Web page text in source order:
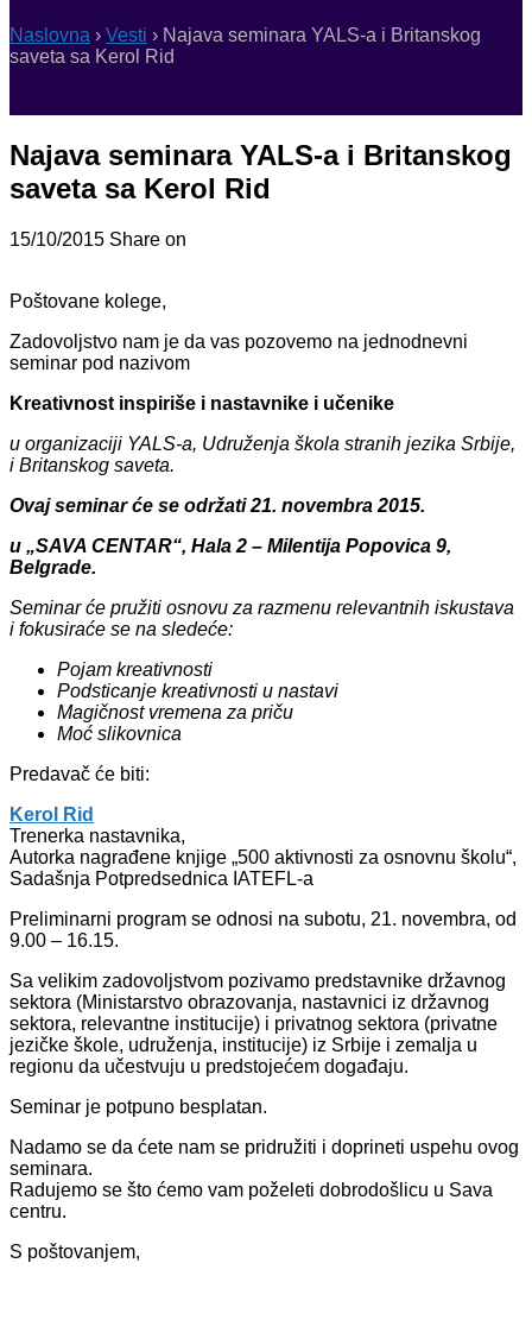
Naslovna › Vesti › Najava seminara YALS-a i Britanskog
saveta sa Kerol Rid
Najava seminara YALS-a i Britanskog
saveta sa Kerol Rid
15/10/2015 Share on
Poštovane kolege,
Zadovoljstvo nam je da vas pozovemo na jednodnevni
seminar pod nazivom
Kreativnost inspiriše i nastavnike i učenike
u organizaciji YALS-a, Udruženja škola stranih jezika Srbije,
i Britanskog saveta.
Ovaj seminar će se održati 21. novembra 2015.
u „SAVA CENTAR“, Hala 2 – Milentija Popovica 9,
Belgrade.
Seminar će pružiti osnovu za razmenu relevantnih iskustava
i fokusiraće se na sledeće:
Pojam kreativnosti
Podsticanje kreativnosti u nastavi
Magičnost vremena za priču
Moć slikovnica
Predavač će biti:
Kerol Rid
Trenerka nastavnika,
Autorka nagrađene knjige „500 aktivnosti za osnovnu školu“,
Sadašnja Potpredsednica IATEFL-a
Preliminarni program se odnosi na subotu, 21. novembra, od
9.00 – 16.15.
Sa velikim zadovoljstvom pozivamo predstavnike državnog
sektora (Ministarstvo obrazovanja, nastavnici iz državnog
sektora, relevantne institucije) i privatnog sektora (privatne
jezičke škole, udruženja, institucije) iz Srbije i zemalja u
regionu da učestvuju u predstojećem događaju.
Seminar je potpuno besplatan.
Nadamo se da ćete nam se pridružiti i doprineti uspehu ovog
seminara.
Radujemo se što ćemo vam poželeti dobrodošlicu u Sava
centru.
S poštovanjem,